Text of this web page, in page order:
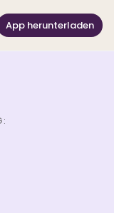
App herunterladen